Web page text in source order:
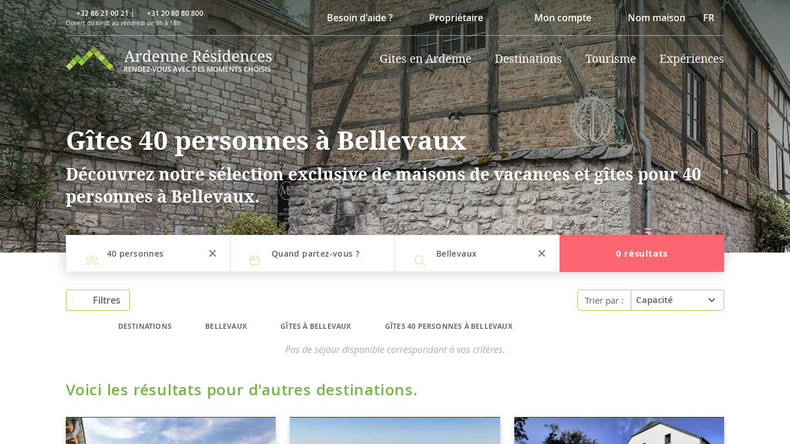
+32 86 21 00 21| +31 20 80 80 800
Ouvert du lundi au vendredi de 9h à 18h Besoin d'aide ? Propriétaire Mon compte Nom maison FR
Gites en Ardenne Destinations Tourisme Expériences
Gîtes 40 personnes à Bellevaux
Découvrez notre sélection exclusive de maisons de vacances et gîtes pour 40
personnes à Bellevaux.
40 personnes Quand partez-vous ? Bellevaux 0 résultats
Filtres Trier par :
DESTINATIONS BELLEVAUX GÎTES À BELLEVAUX GÎTES 40 PERSONNES À BELLEVAUX
Pas de séjour disponible correspondant à vos critères.
Voici les résultats pour d'autres destinations.